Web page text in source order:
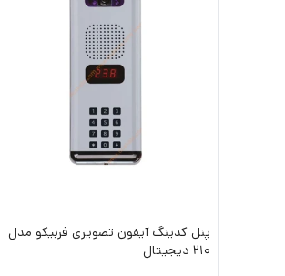
پنل کدینگ آیفون تصویری فربیکو مدل
210 دیجیتال